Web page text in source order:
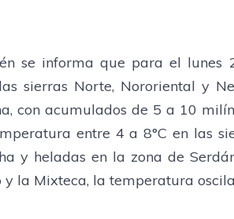
se informa que para el lunes
sierras Norte, Nororiental y
con acumulados de 5 a 10
entre 4 a 8°C en las
y heladas en la zona de
y la Mixteca, la temperatura